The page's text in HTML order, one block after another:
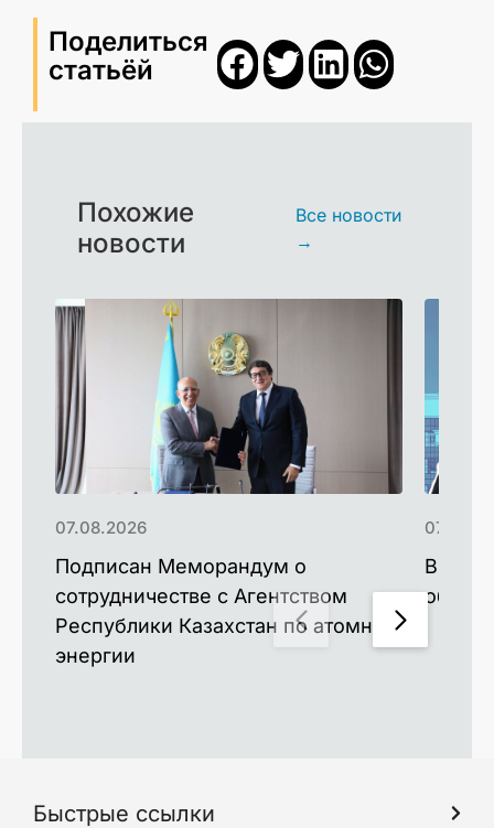
Поделиться
статьёй
Похожие
новости
Все новости
→
Подписан Меморандум о
сотрудничестве с Агентством
Республики Казахстан по атомной
энергии
07.08.2026
Быстрые ссылки